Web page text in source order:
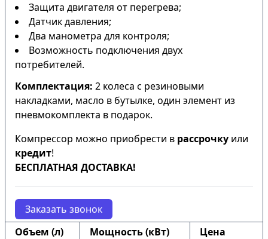
Защита двигателя от перегрева;
Датчик давления;
Два манометра для контроля;
Возможность подключения двух
потребителей.
Комплектация: 2 колеса с резиновыми
накладками, масло в бутылке, один элемент из
пневмокомплекта в подарок.
Компрессор можно приобрести в рассрочку или
кредит!
БЕСПЛАТНАЯ ДОСТАВКА!
Заказать звонок
Объем (л)
Мощность (кВт)
Цена